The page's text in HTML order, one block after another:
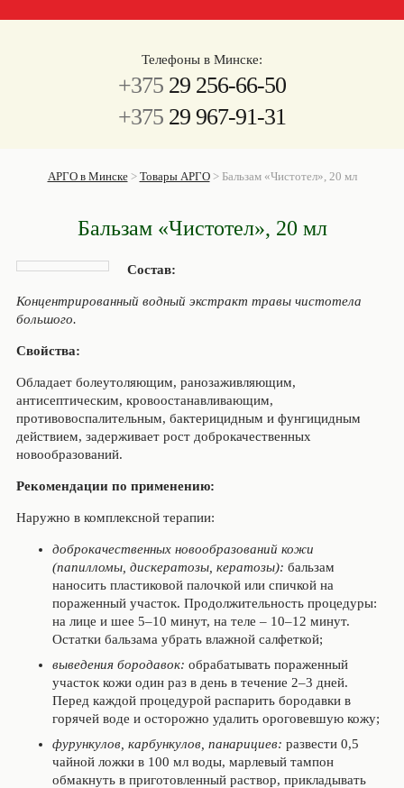
Телефоны в Минске:
+375 29 256-66-50
+375 29 967-91-31
АРГО в Минске> Товары АРГО> Бальзам «Чистотел», 20 мл
Бальзам «Чистотел», 20 мл
Состав:
Концентрированный водный экстракт травы чистотела
большого.
Свойства:
Обладает болеутоляющим, ранозаживляющим,
антисептическим, кровоостанавливающим,
противовоспалительным, бактерицидным и фунгицидным
действием, задерживает рост доброкачественных
новообразований.
Рекомендации по применению:
Наружно в комплексной терапии:
доброкачественных новообразований кожи
(папилломы, дискератозы, кера­тозы): бальзам
наносить пластиковой палочкой или спичкой на
пораженный участок. Продолжительность проце­дуры:
на лице и шее 5–10 минут, на теле – 10–12 минут.
Остатки бальзама убрать влажной салфеткой;
выведения бородавок: обрабатывать пораженный
участок кожи один раз в день в течение 2–3 дней.
Перед каж­дой процедурой распарить бородавки в
горячей воде и осторожно удалить ороговевшую кожу;
фурункулов, карбункулов, панарициев: развести 0,5
чайной ложки в 100 мл воды, марлевый тампон
обмакнуть в приготовленный раствор, приклады­вать